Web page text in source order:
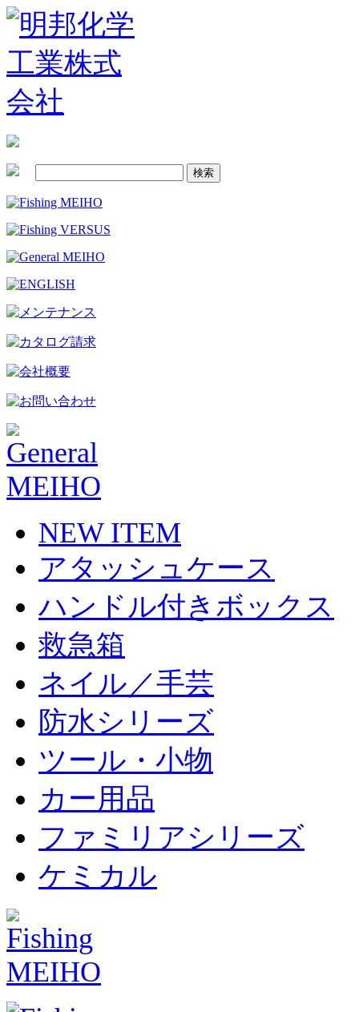
NEW ITEM
アタッシュケース
ハンドル付きボックス
救急箱
ネイル／手芸
防水シリーズ
ツール・小物
カー用品
ファミリアシリーズ
ケミカル